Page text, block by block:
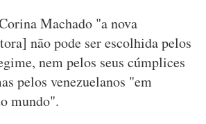
Machado "a nova
não pode ser escolhida pelos
nem pelos seus cúmplices
pelos venezuelanos "em
mundo".